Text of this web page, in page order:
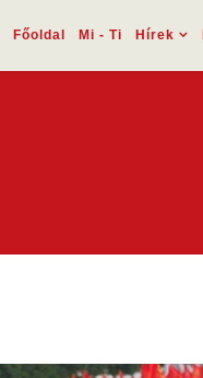
Főoldal Mi - Ti Hírek